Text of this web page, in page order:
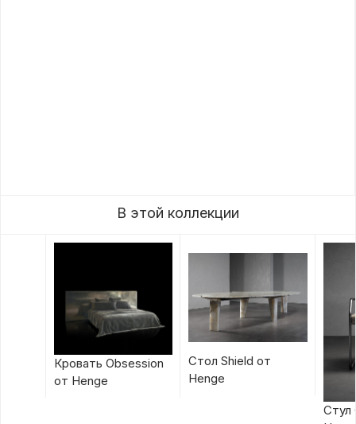
В этой коллекции
Кровать Obsession
от Henge
Стол Shield от
Henge
Стул